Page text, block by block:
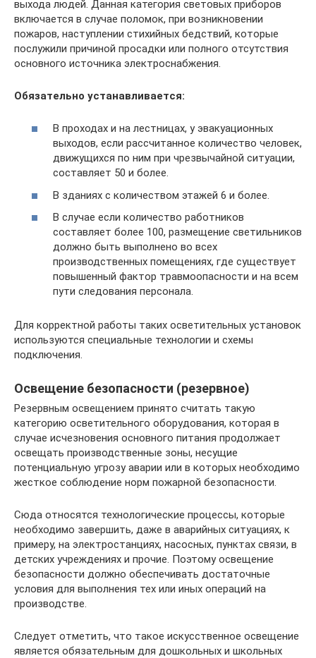
выхода людей. Данная категория световых приборов
включается в случае поломок, при возникновении
пожаров, наступлении стихийных бедствий, которые
послужили причиной просадки или полного отсутствия
основного источника электроснабжения.
Обязательно устанавливается:
В проходах и на лестницах, у эвакуационных
выходов, если рассчитанное количество человек,
движущихся по ним при чрезвычайной ситуации,
составляет 50 и более.
В зданиях с количеством этажей 6 и более.
В случае если количество работников
составляет более 100, размещение светильников
должно быть выполнено во всех
производственных помещениях, где существует
повышенный фактор травмоопасности и на всем
пути следования персонала.
Для корректной работы таких осветительных установок
используются специальные технологии и схемы
подключения.
Освещение безопасности (резервное)
Резервным освещением принято считать такую
категорию осветительного оборудования, которая в
случае исчезновения основного питания продолжает
освещать производственные зоны, несущие
потенциальную угрозу аварии или в которых необходимо
жесткое соблюдение норм пожарной безопасности.
Сюда относятся технологические процессы, которые
необходимо завершить, даже в аварийных ситуациях, к
примеру, на электростанциях, насосных, пунктах связи, в
детских учреждениях и прочие. Поэтому освещение
безопасности должно обеспечивать достаточные
условия для выполнения тех или иных операций на
производстве.
Следует отметить, что такое искусственное освещение
является обязательным для дошкольных и школьных